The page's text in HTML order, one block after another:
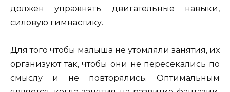
должен упражнять двигательные навыки,
силовую гимнастику.
Для того чтобы малыша не утомляли занятия, их
организуют так, чтобы они не пересекались по
смыслу и не повторялись. Оптимальным